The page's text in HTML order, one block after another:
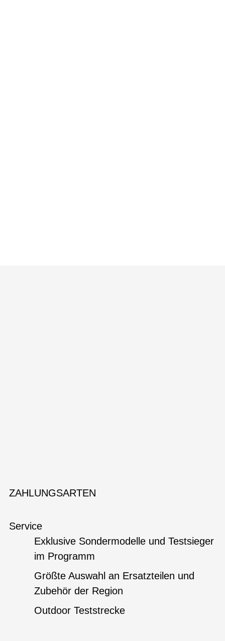
ZAHLUNGSARTEN
Service
Exklusive Sondermodelle und Testsieger
im Programm
Größte Auswahl an Ersatzteilen und
Zubehör der Region
Outdoor Teststrecke